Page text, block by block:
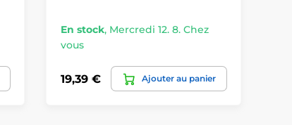
En stock, Mercredi 12. 8. Chez
vous
19,39 € Ajouter au panier